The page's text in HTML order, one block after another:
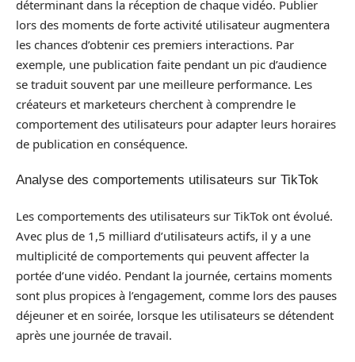
déterminant dans la réception de chaque vidéo. Publier
lors des moments de forte activité utilisateur augmentera
les chances d’obtenir ces premiers interactions. Par
exemple, une publication faite pendant un pic d’audience
se traduit souvent par une meilleure performance. Les
créateurs et marketeurs cherchent à comprendre le
comportement des utilisateurs pour adapter leurs horaires
de publication en conséquence.
Analyse des comportements utilisateurs sur TikTok
Les comportements des utilisateurs sur TikTok ont évolué.
Avec plus de 1,5 milliard d’utilisateurs actifs, il y a une
multiplicité de comportements qui peuvent affecter la
portée d’une vidéo. Pendant la journée, certains moments
sont plus propices à l’engagement, comme lors des pauses
déjeuner et en soirée, lorsque les utilisateurs se détendent
après une journée de travail.